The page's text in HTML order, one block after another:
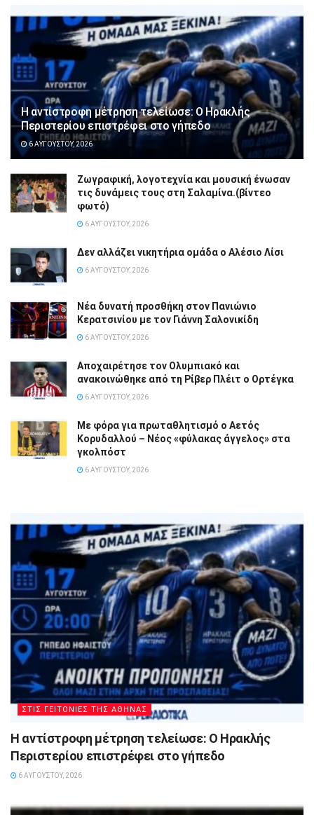
Η αντίστροφη μέτρηση τελείωσε: Ο Ηρακλής
Περιστερίου επιστρέφει στο γήπεδο
6 ΑΥΓΟΎΣΤΟΥ, 2026
Ζωγραφική, λογοτεχνία και μουσική ένωσαν
τις δυνάμεις τους στη Σαλαμίνα.(βίντεο
φωτό)
6 ΑΥΓΟΎΣΤΟΥ, 2026
Δεν αλλάζει νικητήρια ομάδα ο Αλέσιο Λίσι
6 ΑΥΓΟΎΣΤΟΥ, 2026
Νέα δυνατή προσθήκη στον Πανιώνιο
Κερατσινίου με τον Γιάννη Σαλονικίδη
6 ΑΥΓΟΎΣΤΟΥ, 2026
Αποχαιρέτησε τον Ολυμπιακό και
ανακοινώθηκε από τη Ρίβερ Πλέιτ ο Ορτέγκα
6 ΑΥΓΟΎΣΤΟΥ, 2026
Με φόρα για πρωταθλητισμό ο Αετός
Κορυδαλλού – Νέος «φύλακας άγγελος» στα
γκολπόστ
6 ΑΥΓΟΎΣΤΟΥ, 2026
ΣΤΙΣ ΓΕΙΤΟΝΙΕΣ ΤΗΣ ΑΘΗΝΑΣ
Η αντίστροφη μέτρηση τελείωσε: Ο Ηρακλής
Περιστερίου επιστρέφει στο γήπεδο
6 ΑΥΓΟΎΣΤΟΥ, 2026